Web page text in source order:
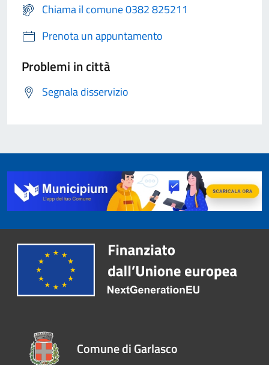
Chiama il comune 0382 825211
Prenota un appuntamento
Problemi in città
Segnala disservizio
Comune di Garlasco